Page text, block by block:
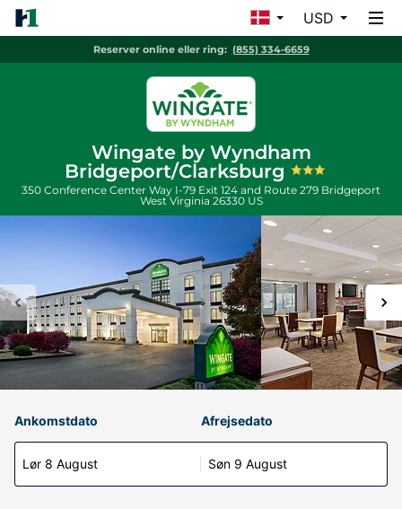
USD
Reserver online eller ring: (855) 334-6659
Wingate by Wyndham
Bridgeport/Clarksburg
350 Conference Center Way I-79 Exit 124 and Route 279 Bridgeport
West Virginia 26330 US
Ankomstdato
Lør 8 August
Afrejsedato
Søn 9 August